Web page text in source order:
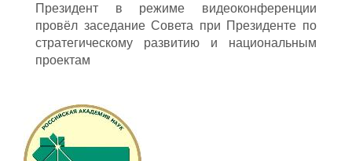
Президент в режиме видеоконференции
провёл заседание Совета при Президенте по
стратегическому развитию и национальным
проектам